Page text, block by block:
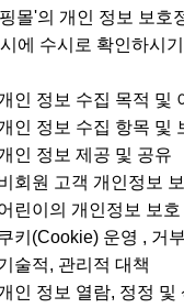
몰'의 개인 정보 보호
에 수시로 확인하시
인 정보 수집 목적 및
인 정보 수집 항목 및
인 정보 제공 및 공유
회원 고객 개인정보
린이의 개인정보 보호
키(Cookie) 운영 , 거
술적, 관리적 대책
인 정보 열람, 정정